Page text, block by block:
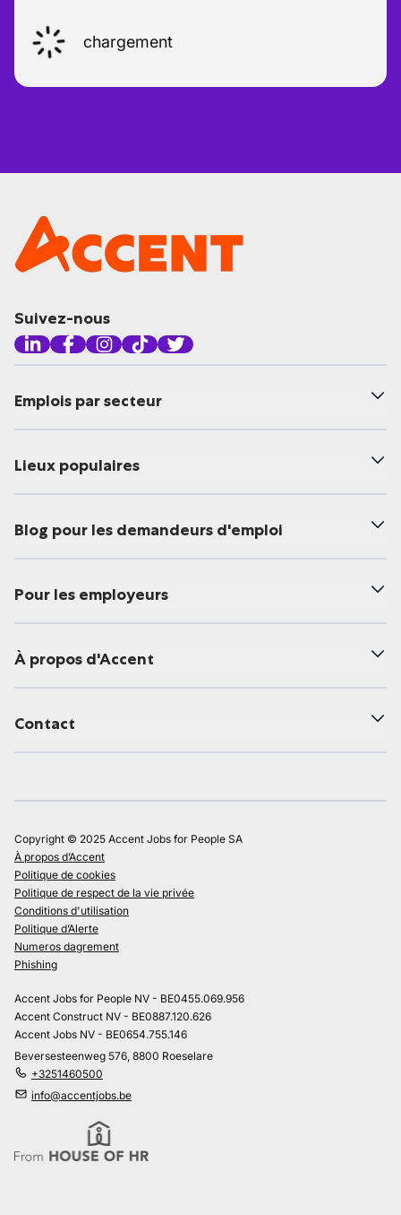
chargement
Suivez-nous
Emplois par secteur
Lieux populaires
Blog pour les demandeurs d'emploi
Pour les employeurs
À propos d'Accent
Contact
Copyright © 2025 Accent Jobs for People SA
À propos d’Accent
Politique de cookies
Politique de respect de la vie privée
Conditions d'utilisation
Politique d’Alerte
Numeros dagrement
Phishing
Accent Jobs for People NV - BE0455.069.956
Accent Construct NV - BE0887.120.626
Accent Jobs NV - BE0654.755.146
Beversesteenweg 576, 8800 Roeselare
+3251460500
info@accentjobs.be